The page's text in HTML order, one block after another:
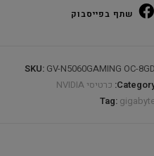
GDDR7שתף בפייסבוק
SKU: GV-N5060GAMING OC-8GD
כרטיסי NVIDIA
Tag: